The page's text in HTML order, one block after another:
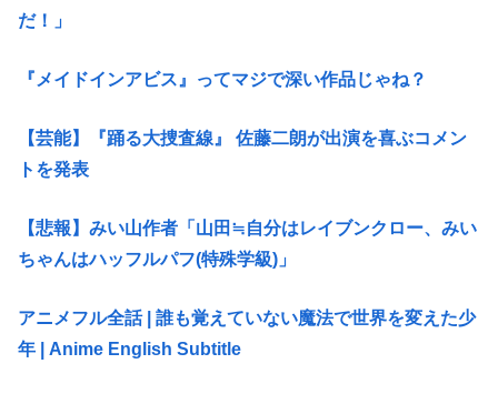
だ！」
『メイドインアビス』ってマジで深い作品じゃね？
【芸能】『踊る大捜査線』 佐藤二朗が出演を喜ぶコメン
トを発表
【悲報】みい山作者「山田≒自分はレイブンクロー、みい
ちゃんはハッフルパフ(特殊学級)」
アニメフル全話 | 誰も覚えていない魔法で世界を変えた少
年 | Anime English Subtitle